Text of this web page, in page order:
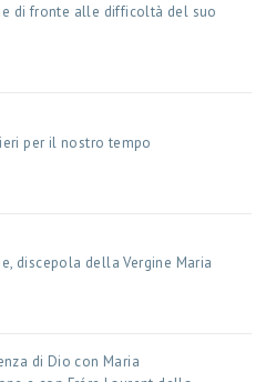
di fronte alle difficoltà del suo
per il nostro tempo
discepola della Vergine Maria
di Dio con Maria